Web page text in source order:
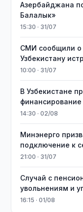
Азербайджана
Балалык»
15:30 · 31/07
СМИ сообщили о
Узбекистану
10:00 · 31/07
В Узбекистане
14:30 · 02/08
Минэнерго
подключение к
21:00 · 31/07
Случай с
увольнениям и
16:15 · 01/08